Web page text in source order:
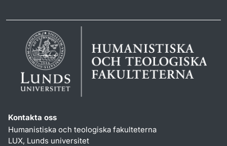
Kontakta oss
Humanistiska och teologiska fakulteterna
LUX, Lunds universitet